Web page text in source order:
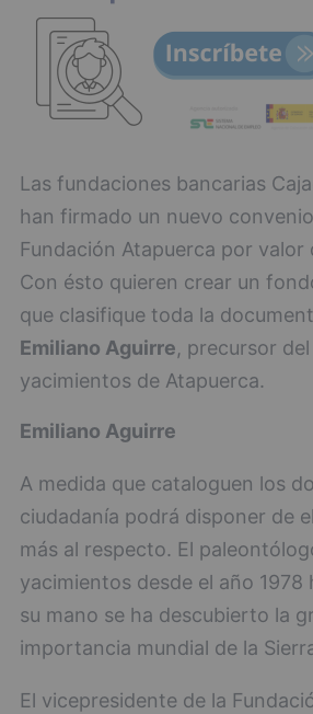
Las fundaciones bancarias
han firmado un nuevo
Fundación Atapuerca por valor
Con ésto quieren crear un
que clasifique toda la
Emiliano Aguirre, precursor
yacimientos de Atapuerca.
Emiliano Aguirre
A medida que cataloguen los
ciudadanía podrá disponer de
más al respecto. El
yacimientos desde el año 1978
su mano se ha descubierto la
importancia mundial de la
El vicepresidente de la